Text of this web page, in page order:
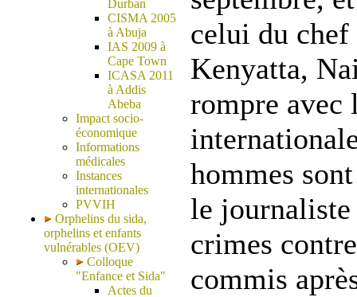
Durban
CISMA 2005
à Abuja
IAS 2009 à
Cape Town
ICASA 2011
à Addis
Abeba
Impact socio-
économique
Informations
médicales
Instances
internationales
PVVIH
Orphelins du sida,
orphelins et enfants
vulnérables (OEV)
Colloque
"Enfance et Sida"
Actes du
celui du chef
Kenyatta,
rompre avec
hommes
le journaliste
crimes
commis